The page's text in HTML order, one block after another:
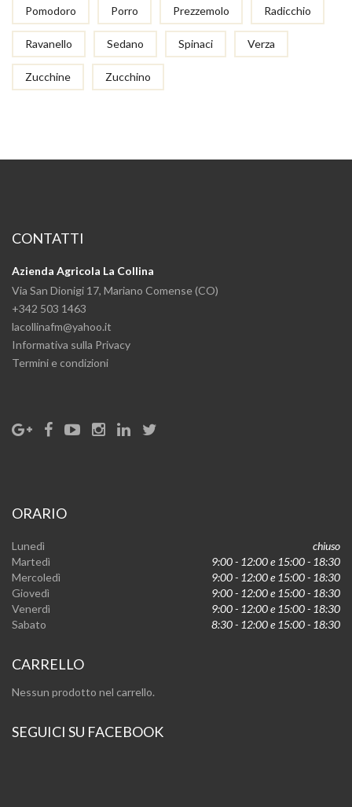
Pomodoro Porro Prezzemolo Radicchio
Ravanello Sedano Spinaci Verza
Zucchine Zucchino
CONTATTI
Azienda Agricola La Collina
Via San Dionigi 17, Mariano Comense (CO)
+342 503 1463
lacollinafm@yahoo.it
Informativa sulla Privacy
Termini e condizioni
ORARIO
Lunedì
chiuso
Martedì
9:00 - 12:00 e 15:00 - 18:30
Mercoledì
9:00 - 12:00 e 15:00 - 18:30
Giovedì
9:00 - 12:00 e 15:00 - 18:30
Venerdì
9:00 - 12:00 e 15:00 - 18:30
Sabato
8:30 - 12:00 e 15:00 - 18:30
CARRELLO
Nessun prodotto nel carrello.
SEGUICI SU FACEBOOK